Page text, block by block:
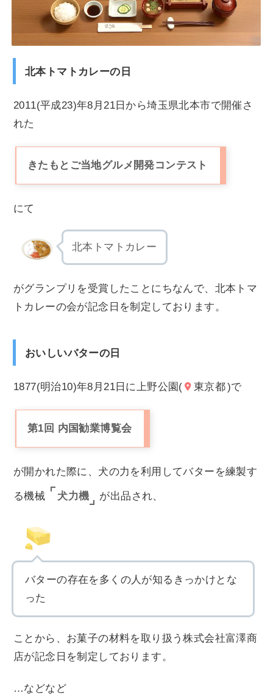
北本トマトカレーの日
2011(平成23)年8月21日から埼玉県北本市で開催さ
れた
きたもとご当地グルメ開発コンテスト
にて
北本トマトカレー
がグランプリを受賞したことにちなんで、北本トマ
トカレーの会が記念日を制定しております。
おいしいバターの日
1877(明治10)年8月21日に上野公園( 東京都)で
第1回 内国勧業博覧会
が開かれた際に、犬の力を利用してバターを練製す
る機械 犬力機 が出品され、
バターの存在を多くの人が知るきっかけとな
った
ことから、お菓子の材料を取り扱う株式会社富澤商
店が記念日を制定しております。
…などなど